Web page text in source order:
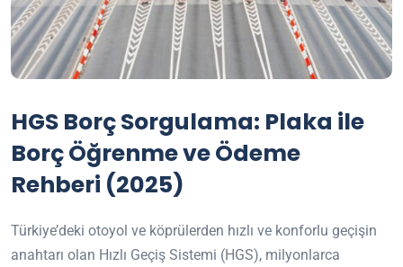
HGS Borç Sorgulama: Plaka ile
Borç Öğrenme ve Ödeme
Rehberi (2025)
Türkiye’deki otoyol ve köprülerden hızlı ve konforlu geçişin
anahtarı olan Hızlı Geçiş Sistemi (HGS), milyonlarca